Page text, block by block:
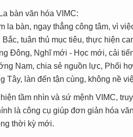
bàn văn hóa VIMC:
la bàn, ngay thẳng công tâm, vì
tuân thủ mục tiêu, thực hiện
Đông, Nghĩ mới - Học mới, cải
Nam, chia sẻ nguồn lực, Phối
Tây, làn đến tận cùng, không nề
tầm nhìn và sứ mệnh VIMC,
là công cụ giúp đơn giản hóa
thời kỳ mới.